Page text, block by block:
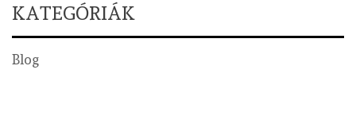
KATEGÓRIÁK
Blog